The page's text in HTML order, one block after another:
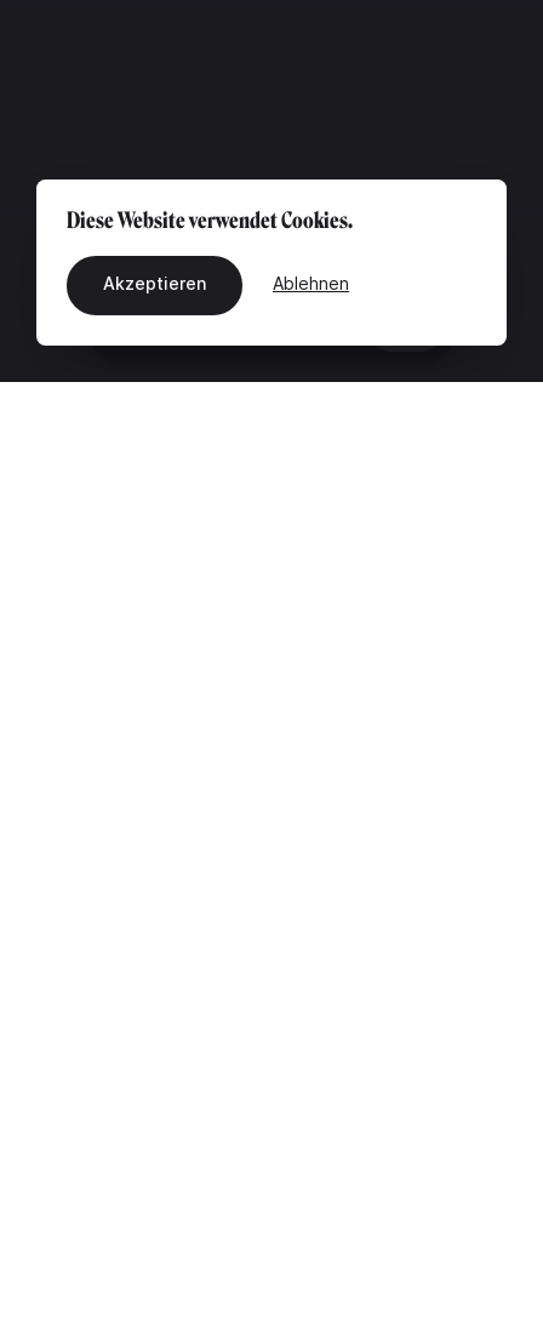
Diese Website verwendet Cookies.
Akzeptieren Ablehnen